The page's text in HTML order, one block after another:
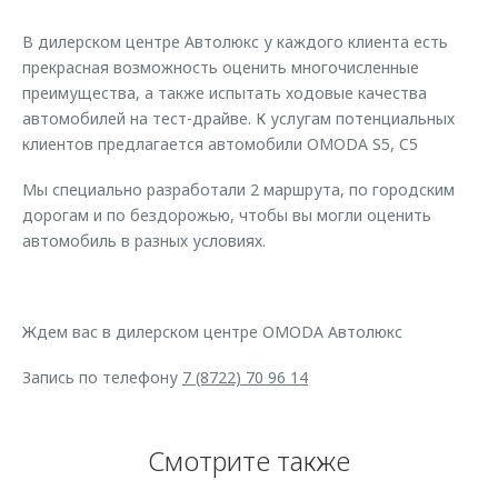
Кредитный калькулятор
Аксессуары
Одежда и сувениры
Запчасти
Трейд-ин
O&J Автоклуб
Клуб владельцев OMODA
Приложение O&J
Аксессуары
Одежда и сувениры
Оригинальные аксессуары
В дилерском центре Автолюкс у каждого клиента есть
прекрасная возможность оценить многочисленные
преимущества, а также испытать ходовые качества
автомобилей на тест-драйве. К услугам потенциальных
клиентов предлагается автомобили OMODA S5, C5
Мы специально разработали 2 маршрута, по городским
дорогам и по бездорожью, чтобы вы могли оценить
автомобиль в разных условиях.
Ждем вас в дилерском центре OMODA Автолюкс
Запись по телефону 7 (8722) 70 96 14
Смотрите также